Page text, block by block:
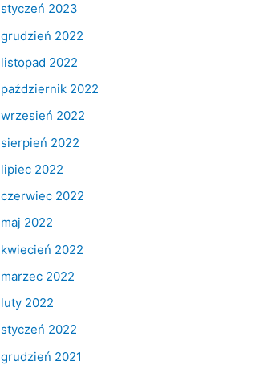
styczeń 2023
grudzień 2022
listopad 2022
październik 2022
wrzesień 2022
sierpień 2022
lipiec 2022
czerwiec 2022
maj 2022
kwiecień 2022
marzec 2022
luty 2022
styczeń 2022
grudzień 2021